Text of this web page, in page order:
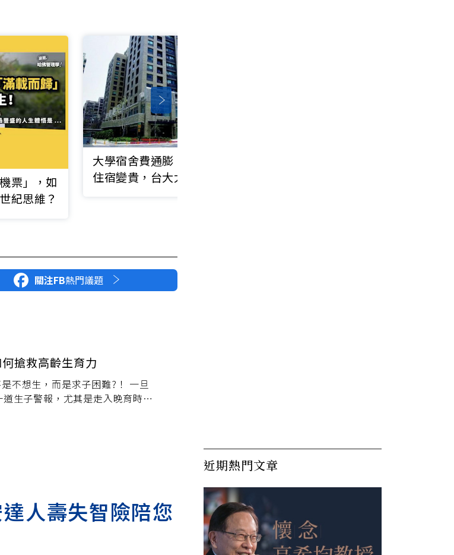
票」，如
紀思維？
大學宿舍費通膨！不只私校
住宿變貴，台大太子學舍9
關注FB熱門議題
何搶救高齡生育力
不想生，而是求子困難?！ 一旦
生子警報，尤其是走入晚育時代
人壽失智險陪您
近期熱門文章